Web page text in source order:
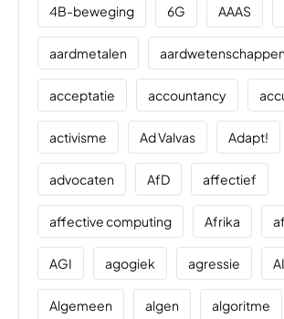
4B-beweging 6G AAAS
aardmetalen aardwetenschappen
acceptatie accountancy
activisme Ad Valvas Adapt!
advocaten AfD affectief
affective computing Afrika
AGI agogiek agressie AI
Algemeen algen algoritme